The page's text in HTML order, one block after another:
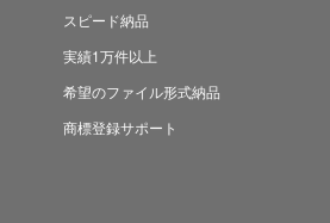
スピード納品
実績1万件以上
希望のファイル形式納品
商標登録サポート